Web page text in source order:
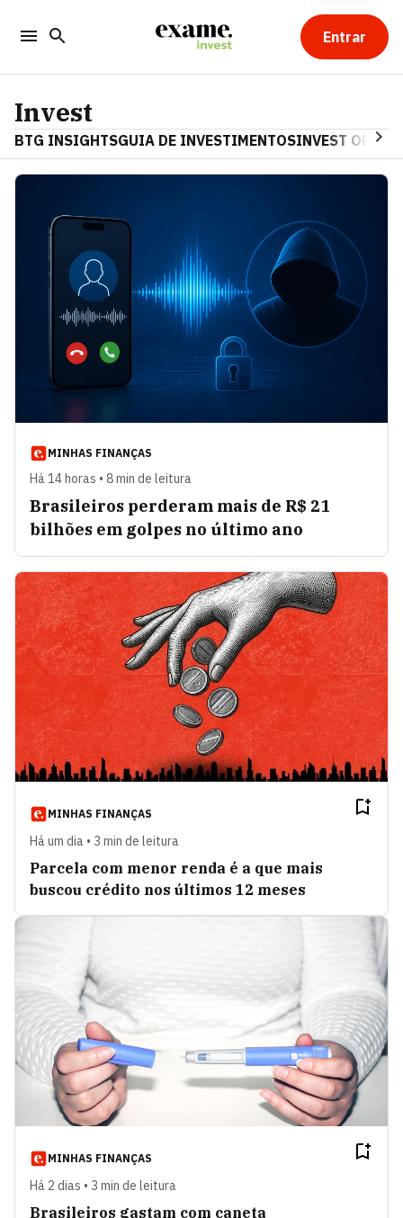
Entrar
Invest
BTG INSIGHTSGUIA DE INVESTIMENTOSINVEST OPINA
MINHAS FINANÇAS
Há 14 horas • 8 min de leitura
Brasileiros perderam mais de R$ 21
bilhões em golpes no último ano
MINHAS FINANÇAS
Há um dia • 3 min de leitura
Parcela com menor renda é a que mais
buscou crédito nos últimos 12 meses
MINHAS FINANÇAS
Há 2 dias • 3 min de leitura
Brasileiros gastam com caneta